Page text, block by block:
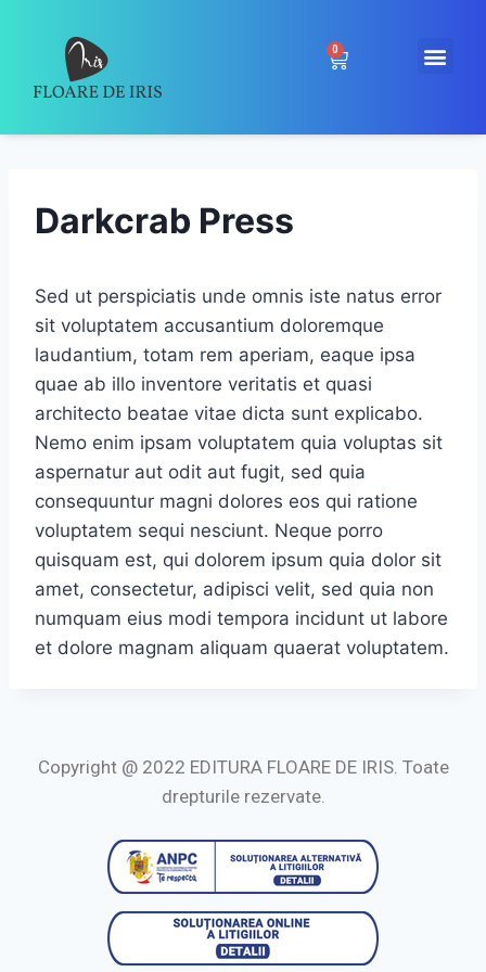
0
Darkcrab Press
Sed ut perspiciatis unde omnis iste natus error
sit voluptatem accusantium doloremque
laudantium, totam rem aperiam, eaque ipsa
quae ab illo inventore veritatis et quasi
architecto beatae vitae dicta sunt explicabo.
Nemo enim ipsam voluptatem quia voluptas sit
aspernatur aut odit aut fugit, sed quia
consequuntur magni dolores eos qui ratione
voluptatem sequi nesciunt. Neque porro
quisquam est, qui dolorem ipsum quia dolor sit
amet, consectetur, adipisci velit, sed quia non
numquam eius modi tempora incidunt ut labore
et dolore magnam aliquam quaerat voluptatem.
Copyright @ 2022 EDITURA FLOARE DE IRIS. Toate
drepturile rezervate.